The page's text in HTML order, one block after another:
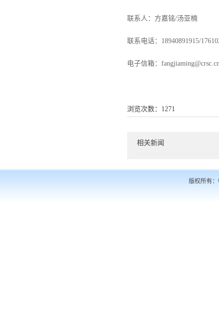
联系人：方嘉铭/汤亚楠
联系电话： 18940891915/
电子信箱：
浏览次数： 1271
相关新闻
版权所有